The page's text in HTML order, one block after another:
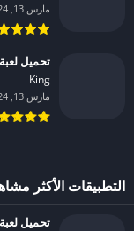
مارس 13, 2024
تحميل لعبة Farm Heroes Saga مهكرة للاندرويد 2024
King‏
مارس 13, 2024
التطبيقات الأكثر
تحميل لعبة المواجهة